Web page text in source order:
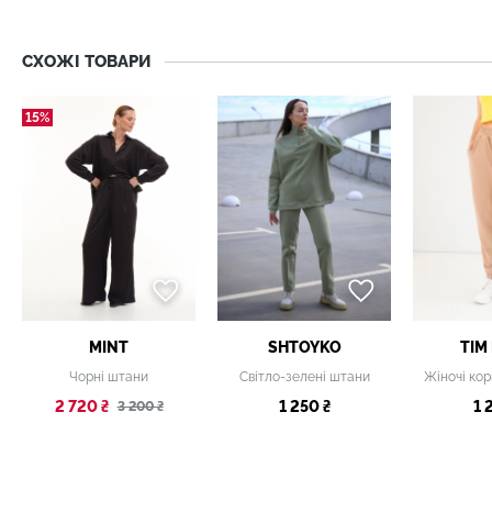
СХОЖІ ТОВАРИ
15%
MINT
Чорні штани
2 720 ₴ 3 200 ₴
SHTOYKO
Світло-зелені штани
1 250 ₴
TIM
1